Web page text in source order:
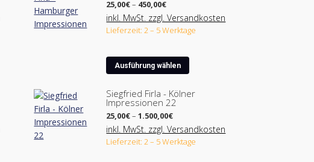
25,00€– 450,00€Preisspanne:
25,00€
bis
450,00€
inkl. MwSt. zzgl. Versandkosten
Lieferzeit: 2 – 5 Werktage
Ausführung wählen
Dieses
Produkt
auf.
Die
Siegfried Firla - Kölner
Impressionen 22
25,00€–1.500,00€Preisspanne:
25,00€
bis
1.500,00€
inkl. MwSt. zzgl. Versandkosten
Lieferzeit: 2 – 5 Werktage